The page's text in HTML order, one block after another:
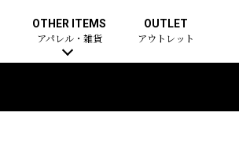
OTHER ITEMS
アパレル・雑貨
OUTLET
アウトレット